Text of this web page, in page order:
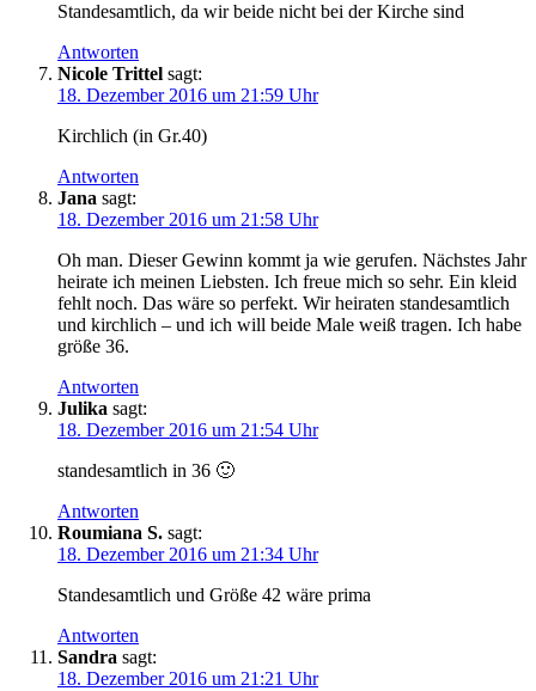
Standesamtlich, da wir beide nicht bei der Kirche sind
Antworten
Nicole Trittel sagt:
18. Dezember 2016 um 21:59 Uhr
Kirchlich (in Gr.40)
Antworten
Jana sagt:
18. Dezember 2016 um 21:58 Uhr
Oh man. Dieser Gewinn kommt ja wie gerufen. Nächstes Jahr
heirate ich meinen Liebsten. Ich freue mich so sehr. Ein kleid
fehlt noch. Das wäre so perfekt. Wir heiraten standesamtlich
und kirchlich – und ich will beide Male weiß tragen. Ich habe
größe 36.
Antworten
Julika sagt:
18. Dezember 2016 um 21:54 Uhr
standesamtlich in 36 🙂
Antworten
Roumiana S. sagt:
18. Dezember 2016 um 21:34 Uhr
Standesamtlich und Größe 42 wäre prima
Antworten
Sandra sagt:
18. Dezember 2016 um 21:21 Uhr